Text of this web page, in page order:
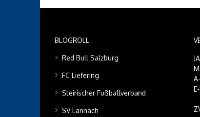
BLOGROLL
Red Bull Salzburg
FC Liefering
Steirischer Fußballverband
SV Lannach